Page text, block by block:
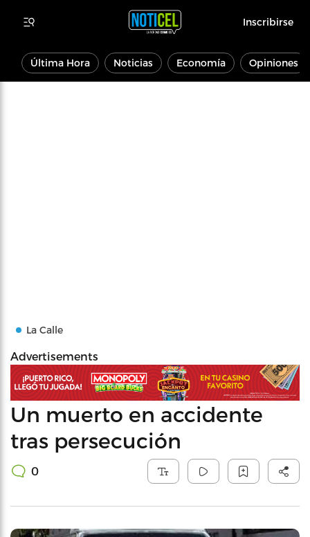
Inscribirse
Última Hora Noticias Economía Opiniones
La Calle
Advertisements
Un muerto en accidente
tras persecución
0